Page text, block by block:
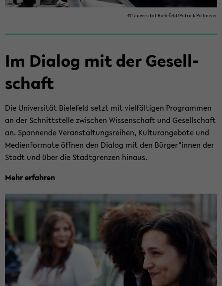
© Uni­ver­si­tät Bie­le­feld/Pa­trick Poll­mei­er
Im Dia­log mit der Ge­sell­
schaft
Die Uni­ver­si­tät Bie­le­feld setzt mit viel­fäl­ti­gen Pro­gram­men
an der Schnitt­stel­le zwi­schen Wis­sen­schaft und Ge­sell­schaft
an. Span­nen­de Ver­an­stal­tungs­rei­hen, Kul­tur­ange­bo­te und
Me­di­en­for­ma­te öff­nen den Dia­log mit den Bür­ger*innen der
Stadt und über die Stadt­gren­zen hin­aus.
Mehr er­fah­ren